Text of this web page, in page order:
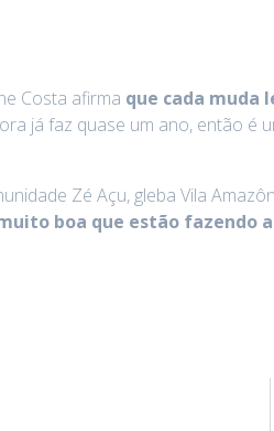
Costa afirma que cada muda
já faz quase um ano, então
Zé Açu, gleba Vila
boa que estão fazendo